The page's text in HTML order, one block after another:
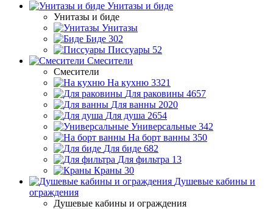
Унитазы и биде
Унитазы и биде
Унитазы
Биде 302
Писсуары 52
Смесители
Смесители
На кухню 3321
Для раковины 4657
Для ванны 2020
Для душа 2654
Универсальные 342
На борт ванны 350
Для биде 682
Для фильтра 13
Краны 30
Душевые кабины и
ограждения
Душевые кабины и ограждения